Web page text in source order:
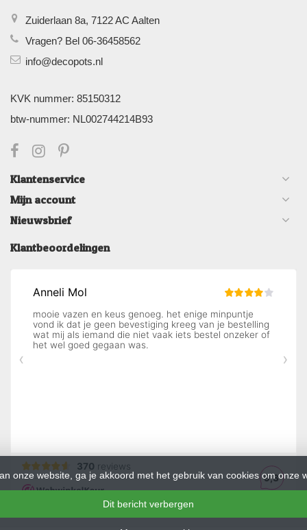
Zuiderlaan 8a, 7122 AC Aalten
Vragen? Bel 06-36458562
info@decopots.nl
KVK nummer: 85150312
btw-nummer: NL002744214B93
Klantenservice
Mijn account
Nieuwsbrief
Klantbeoordelingen
onze website, ga je akkoord met het gebruik van cookies om onze
Dit bericht verbergen